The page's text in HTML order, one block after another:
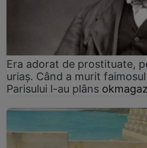
Era adorat de prostituate,
uriaș. Când a murit
Parisului l-au plâns